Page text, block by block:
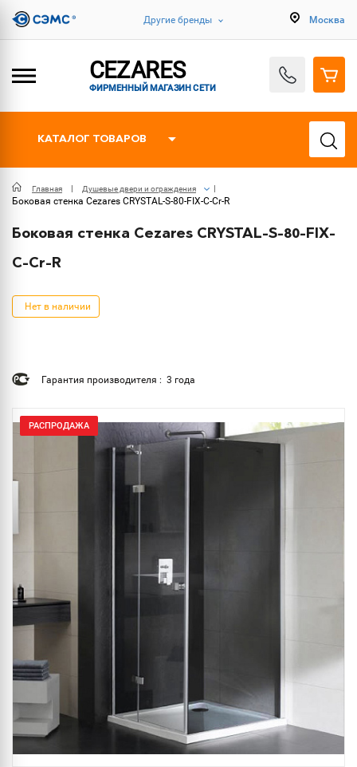
Другие бренды Москва
CEZARES
ФИРМЕННЫЙ МАГАЗИН СЕТИ
КАТАЛОГ ТОВАРОВ
Главная Душевые двери и ограждения
Боковая стенка Cezares CRYSTAL-S-80-FIX-C-Cr-R
Боковая стенка Cezares CRYSTAL-S-80-FIX-
C-Cr-R
Нет в наличии
Гарантия производителя : 3 года
РАСПРОДАЖА